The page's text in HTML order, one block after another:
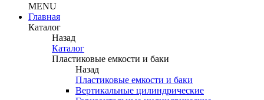
MENU
Главная
Каталог
Назад
Каталог
Пластиковые емкости и баки
Назад
Пластиковые емкости и баки
Вертикальные цилиндрические